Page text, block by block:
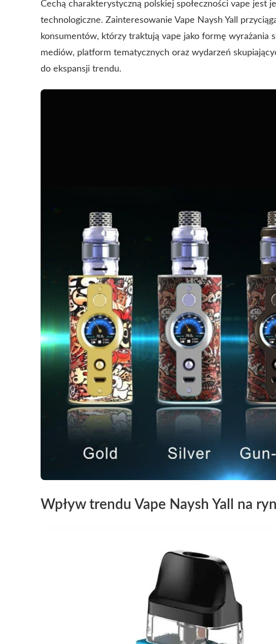
Cechą charakterystyczną polskiej społeczności vape jest
technologiczne. Zainteresowanie Vape Naysh Yall
konsumentów, którzy traktują vape jako formę wyrażania
mediów, platform tematycznych oraz wydarzeń
do ekspansji trendu.
Wpływ trendu Vape Naysh Yall na